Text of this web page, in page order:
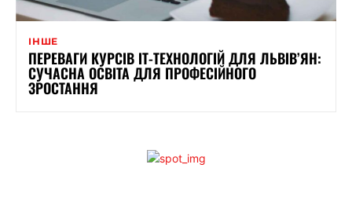
ІНШЕ
ПЕРЕВАГИ КУРСІВ ІТ-ТЕХНОЛОГІЙ ДЛЯ ЛЬВІВ’ЯН:
СУЧАСНА ОСВІТА ДЛЯ ПРОФЕСІЙНОГО
ЗРОСТАННЯ